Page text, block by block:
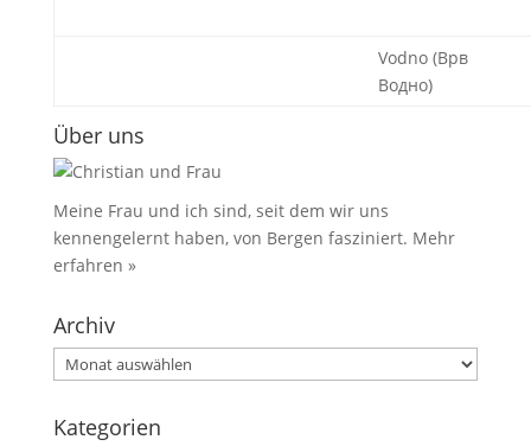
Vodno (Врв
Водно)
Über uns
Meine Frau und ich sind, seit dem wir uns
kennengelernt haben, von Bergen fasziniert. Mehr
erfahren »
Archiv
Archiv
Kategorien